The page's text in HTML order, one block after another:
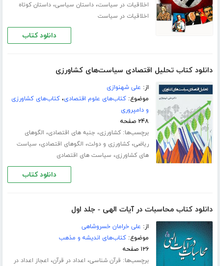
اخلاقیات در سیاست،داستان سیاسی،داستان کوتاه
اخلاقیات در سیاست
دانلود کتاب
دانلود کتاب تحلیل اقتصادی سیاست‌های کشاورزی
از: علی شهنوازی
موضوع:کتاب‌های علوم اقتصادی،کتاب‌های کشاورزی
و دامپروری
۲۴۸ صفحه
برچسب‌ها:کشاورزی، جنبه های اقتصادی، الگوهای
ریاضی،کشاورزی و دولت، الگوهای اقتصادی، سیاست
های کشاورزی، سیاست های اقتصادی
دانلود کتاب
دانلود کتاب محاسبات در آیات الهی - جلد اول
از: علی خرامان خسروشاهی
موضوع:کتاب‌های اندیشه و مذهب
۱۲۶ صفحه
برچسب‌ها: قرآن شناسی، اعداد در قرآن، اعجاز اعداد در